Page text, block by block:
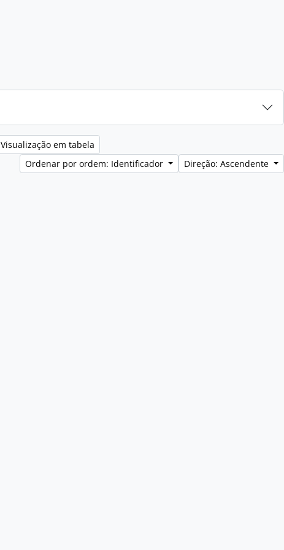
Visualização em tabela
Ordenar por ordem: Identificador
Direção: Ascendente